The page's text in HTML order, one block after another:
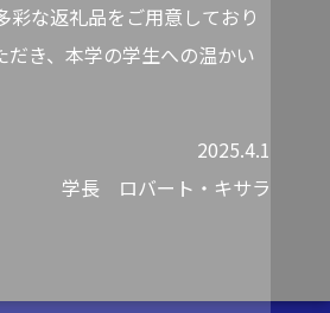
な返礼品をご用意しており
き、本学の学生への温かい
2025.4.1
学長 ロバート・キサラ